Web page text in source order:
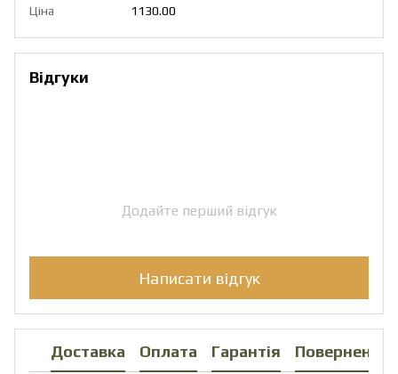
Ціна 1130.00
Відгуки
Додайте перший відгук
Написати відгук
Доставка Оплата Гарантія Повернення